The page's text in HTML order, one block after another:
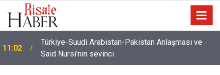
11:02
Türkiye-Suudi Arabistan-Pakistan Anlaşması ve
Said Nursi'nin sevinci